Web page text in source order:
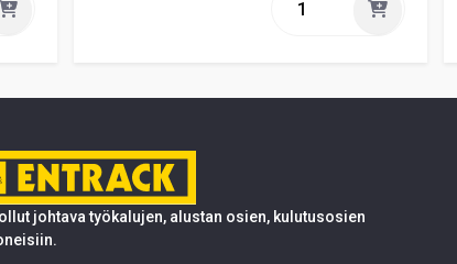
johtava työkalujen, alustan osien, kulutusosien